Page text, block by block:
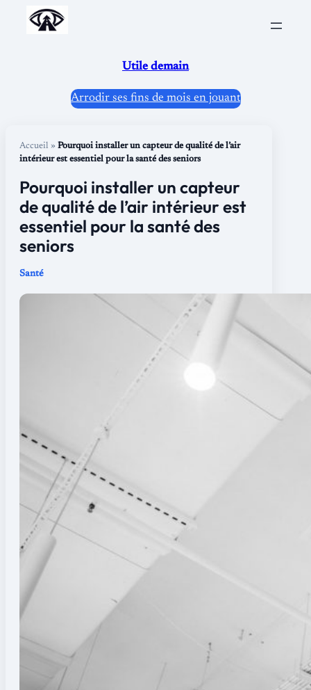
Aller
Utile demain
Arrodir ses fins de mois en jouant
Accueil » Pourquoi installer un capteur de qualité de l’air
intérieur est essentiel pour la santé des seniors
Pourquoi installer un capteur
de qualité de l’air intérieur est
essentiel pour la santé des
seniors
Santé